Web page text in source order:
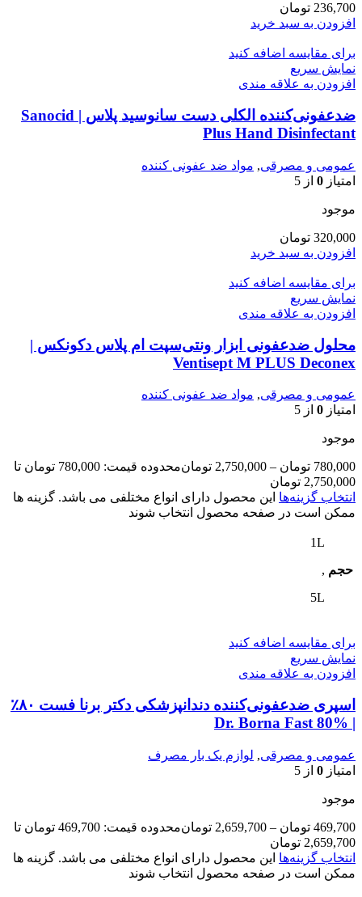
236,700 تومان
افزودن به سبد خرید
برای مقایسه اضافه کنید
نمایش سریع
افزودن به علاقه مندی
ضدعفونی‌کننده الکلی دست سانوسید پلاس | Sanocid
Plus Hand Disinfectant
عمومی و مصرقی, مواد ضد عفونی کننده
امتیاز 0 از 5
موجود
320,000 تومان
افزودن به سبد خرید
برای مقایسه اضافه کنید
نمایش سریع
افزودن به علاقه مندی
محلول ضدعفونی ابزار ونتی‌سپت ام پلاس دکونکس |
Ventisept M PLUS Deconex
عمومی و مصرقی, مواد ضد عفونی کننده
امتیاز 0 از 5
موجود
780,000 تومان –
2,750,000 تومان
محدوده قیمت: 780,000 تومان تا
2,750,000 تومان
انتخاب گزینه‌ها این محصول دارای انواع مختلفی می باشد. گزینه ها
ممکن است در صفحه محصول انتخاب شوند
حجم
1L
,
5L
برای مقایسه اضافه کنید
نمایش سریع
افزودن به علاقه مندی
اسپری ضدعفونی‌کننده دندانپزشکی دکتر برنا فست ۸۰٪
| Dr. Borna Fast 80%
عمومی و مصرقی, لوازم یک بار مصرف
امتیاز 0 از 5
موجود
469,700 تومان –
2,659,700 تومان
محدوده قیمت: 469,700 تومان تا
2,659,700 تومان
انتخاب گزینه‌ها این محصول دارای انواع مختلفی می باشد. گزینه ها
ممکن است در صفحه محصول انتخاب شوند